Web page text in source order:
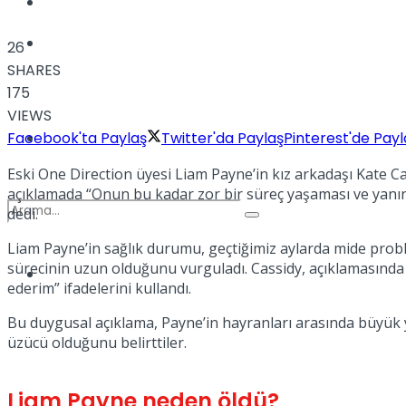
Dünya
Türkiye
No Result
26
SHARES
175
VIEWS
Facebook'ta Paylaş
Twitter'da PaylaşPinterest'de
Eski One Direction üyesi Liam Payne’in kız arkadaşı Kate
açıklamada “Onun bu kadar zor bir süreç yaşaması ve
dedi.
Liam Payne’in sağlık durumu, geçtiğimiz aylarda mide
sürecinin uzun olduğunu vurguladı. Cassidy,
ederim” ifadelerini kullandı.
Bu duygusal açıklama, Payne’in hayranları arasında
üzücü olduğunu belirttiler.